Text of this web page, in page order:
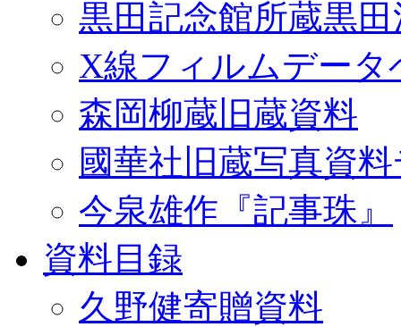
黒田記念館所蔵黒
X線フィルムデータ
森岡柳蔵旧蔵資料
國華社旧蔵写真資
今泉雄作『記事珠』
資料目録
久野健寄贈資料